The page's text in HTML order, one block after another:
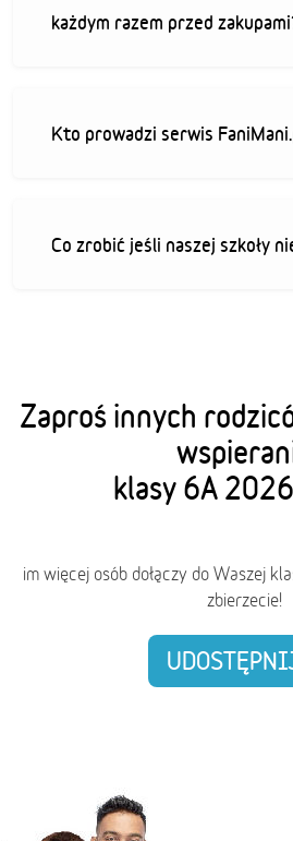
każdym razem przed
Kto prowadzi serwis
Co zrobić jeśli naszej szkoły
Zaproś innych
klasy 6A
im więcej osób dołączy do Waszej
zbierzecie!